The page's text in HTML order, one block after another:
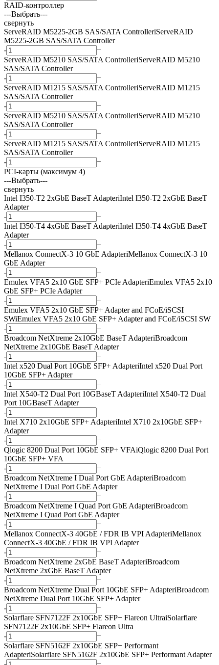
RAID-контроллер
---Выбрать---
свернуть
ServeRAID M5225-2GB SAS/SATA ControlleriServeRAID
M5225-2GB SAS/SATA Controller
-
+
ServeRAID M5210 SAS/SATA ControlleriServeRAID M5210
SAS/SATA Controller
-
+
ServeRAID M1215 SAS/SATA ControlleriServeRAID M1215
SAS/SATA Controller
-
+
ServeRAID M5210 SAS/SATA ControlleriServeRAID M5210
SAS/SATA Controller
-
+
ServeRAID M1215 SAS/SATA ControlleriServeRAID M1215
SAS/SATA Controller
-
+
PCI-карты (максимум 4)
---Выбрать---
свернуть
Intel I350-T2 2xGbE BaseT AdapteriIntel I350-T2 2xGbE BaseT
Adapter
-
+
Intel I350-T4 4xGbE BaseT AdapteriIntel I350-T4 4xGbE BaseT
Adapter
-
+
Mellanox ConnectX-3 10 GbE AdapteriMellanox ConnectX-3 10
GbE Adapter
-
+
Emulex VFA5 2x10 GbE SFP+ PCIe AdapteriEmulex VFA5 2x10
GbE SFP+ PCIe Adapter
-
+
Emulex VFA5 2x10 GbE SFP+ Adapter and FCoE/iSCSI
SWiEmulex VFA5 2x10 GbE SFP+ Adapter and FCoE/iSCSI SW
-
+
Broadcom NetXtreme 2x10GbE BaseT AdapteriBroadcom
NetXtreme 2x10GbE BaseT Adapter
-
+
Intel x520 Dual Port 10GbE SFP+ AdapteriIntel x520 Dual Port
10GbE SFP+ Adapter
-
+
Intel X540-T2 Dual Port 10GBaseT AdapteriIntel X540-T2 Dual
Port 10GBaseT Adapter
-
+
Intel X710 2x10GbE SFP+ AdapteriIntel X710 2x10GbE SFP+
Adapter
-
+
Qlogic 8200 Dual Port 10GbE SFP+ VFAiQlogic 8200 Dual Port
10GbE SFP+ VFA
-
+
Broadcom NetXtreme I Dual Port GbE AdapteriBroadcom
NetXtreme I Dual Port GbE Adapter
-
+
Broadcom NetXtreme I Quad Port GbE AdapteriBroadcom
NetXtreme I Quad Port GbE Adapter
-
+
Mellanox ConnectX-3 40GbE / FDR IB VPI AdapteriMellanox
ConnectX-3 40GbE / FDR IB VPI Adapter
-
+
Broadcom NetXtreme 2xGbE BaseT AdapteriBroadcom
NetXtreme 2xGbE BaseT Adapter
-
+
Broadcom NetXtreme Dual Port 10GbE SFP+ AdapteriBroadcom
NetXtreme Dual Port 10GbE SFP+ Adapter
-
+
Solarflare SFN7122F 2x10GbE SFP+ Flareon UltraiSolarflare
SFN7122F 2x10GbE SFP+ Flareon Ultra
-
+
Solarflare SFN5162F 2x10GbE SFP+ Performant
AdapteriSolarflare SFN5162F 2x10GbE SFP+ Performant Adapter